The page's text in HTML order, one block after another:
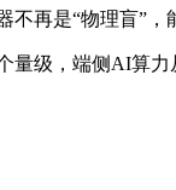
再是“物理盲”，
量级，端侧AI算